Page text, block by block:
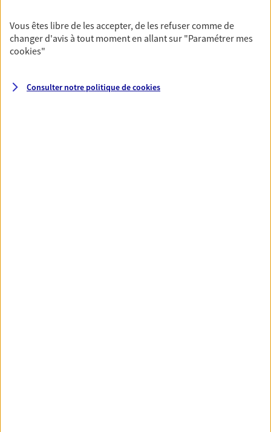
Santé
Couvrez vos dépenses de santé ainsi que celles de
votre famille avec la complémentaire santé qui
Vous êtes libre de les accepter, de les refuser comme de
changer d'avis à tout moment en allant sur "Paramétrer mes
cookies"
Consulter notre politique decookies